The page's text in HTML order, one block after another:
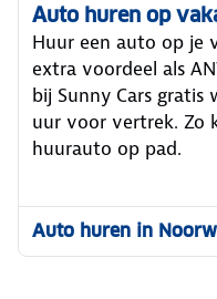
Auto huren op
Huur een auto op je
extra voordeel als
bij Sunny Cars
uur voor vertrek. Zo
huurauto op pad.
Auto huren in